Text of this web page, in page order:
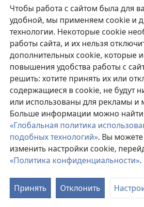
Чтобы работа с сайтом была для
удобной, мы применяем cookie и
технологии. Некоторые cookie
работы сайта, и их нельзя
дополнительных cookie, которые
повышения удобства работы с
решить: хотите принять их или
содержащиеся в cookie, не будут
или использованы для рекламы и
Больше информации можно найти
«Глобальная политика
подобных технологий». Вы
изменить настройки cookie,
«Политика конфиденциальности».
Принять Отклонить
в
новом
окне)
ОНЛАЙН-БИБЛИОТЕКА Сторожевой
(открывается
новом
окне)
JW Hub®
(открывается
в
новом
окне)
JW Library ®
Watchtower Library
Copyright© 2026 Watch Tower Bible and Tract
УСЛОВИЯ ИСПОЛЬЗОВАНИЯ|
КОНФИДЕНЦИАЛЬНОСТИ
КОНФИДЕНЦИАЛЬНОСТИ